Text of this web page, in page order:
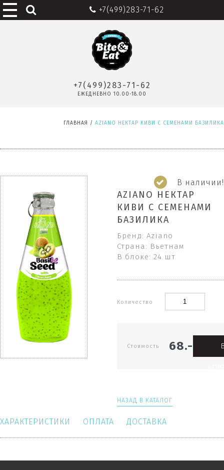
+7(499)283-71-62
ЕЖЕДНЕВНО 10.00-18.00
ГЛАВНАЯ / AZIANO НЕКТАР КИВИ С СЕМЕНАМИ БАЗИЛИКА
В наличии!
AZIANO НЕКТАР
КИВИ С СЕМЕНАМИ
БАЗИЛИКА
Бренд: Aziano
Страна: Вьетнам
В блоке: 24 шт
Количество
Стоимость 68.-
НАЗАД В КАТАЛОГ
ХАРАКТЕРИСТИКИ ОПЛАТА ДОСТАВКА
+7(499)283-71-62